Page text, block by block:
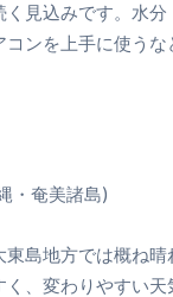
く見込みです。水分
ンを上手に使うな
・奄美諸島)
島地方では概ね
、変わりやすい天